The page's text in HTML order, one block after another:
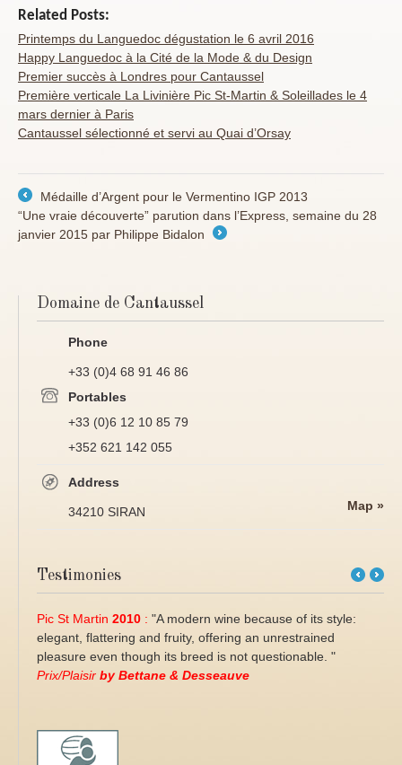
Related Posts:
Printemps du Languedoc dégustation le 6 avril 2016
Happy Languedoc à la Cité de la Mode & du Design
Premier succès à Londres pour Cantaussel
Première verticale La Livinière Pic St-Martin & Soleillades le 4
mars dernier à Paris
Cantaussel sélectionné et servi au Quai d’Orsay
←
Médaille d’Argent pour le Vermentino IGP 2013
“Une vraie découverte” parution dans l’Express, semaine du 28
janvier 2015 par Philippe Bidalon
Domaine de Cantaussel
Phone
+33 (0)4 68 91 46 86
Portables
+33 (0)6 12 10 85 79
+352 621 142 055
Address
34210 SIRAN Map »
Testimonies
Next
←
Pic St Martin 2010 : "A modern wine because of its style:
elegant, flattering and fruity, offering an unrestrained
pleasure even though its breed is not questionable. "
Prix/Plaisir by Bettane & Desseauve